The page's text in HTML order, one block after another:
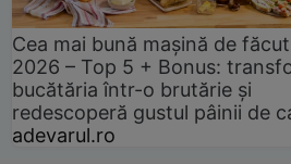
Cea mai bună mașină de
2026 – Top 5 + Bonus:
bucătăria într-o brutărie și
redescoperă gustul pâinii de
adevarul.ro